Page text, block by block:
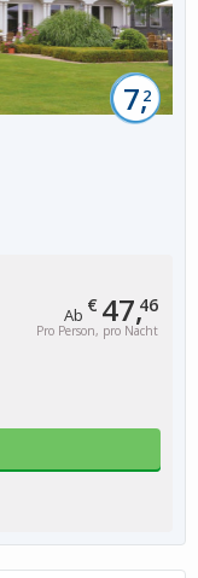
Ab € 47,46
Pro Person, pro Nacht
7,2